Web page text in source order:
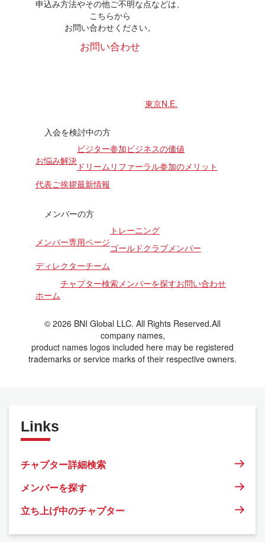
申込み方法やその他ご不明な点などは、
こちらから
お問い合わせください。
お問い合わせ
東京N.E.
入会を検討中の方
お悩み解決
ビジター参加ビジネスの価値
ドリームリファーラル参加のメリット
代表ご挨拶最新情報
メンバーの方
メンバー専用ページ
トレーニング
ゴールドクラブメンバー
ディレクターチーム
ホーム
チャプター検索メンバーを探すお問い合わせ
© 2026 BNI Global LLC. All Rights Reserved.All
company names,
product names logos included here may be registered
trademarks or service marks of their respective owners.
Links
チャプター詳細検索
メンバーを探す
立ち上げ中のチャプター